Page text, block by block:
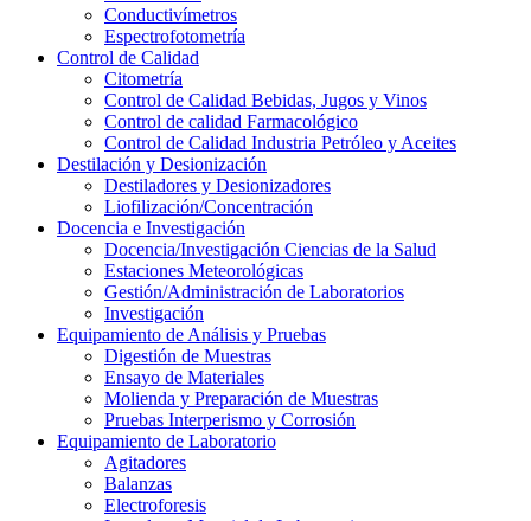
Conductivímetros
Espectrofotometría
Control de Calidad
Citometría
Control de Calidad Bebidas, Jugos y Vinos
Control de calidad Farmacológico
Control de Calidad Industria Petróleo y Aceites
Destilación y Desionización
Destiladores y Desionizadores
Liofilización/Concentración
Docencia e Investigación
Docencia/Investigación Ciencias de la Salud
Estaciones Meteorológicas
Gestión/Administración de Laboratorios
Investigación
Equipamiento de Análisis y Pruebas
Digestión de Muestras
Ensayo de Materiales
Molienda y Preparación de Muestras
Pruebas Interperismo y Corrosión
Equipamiento de Laboratorio
Agitadores
Balanzas
Electroforesis